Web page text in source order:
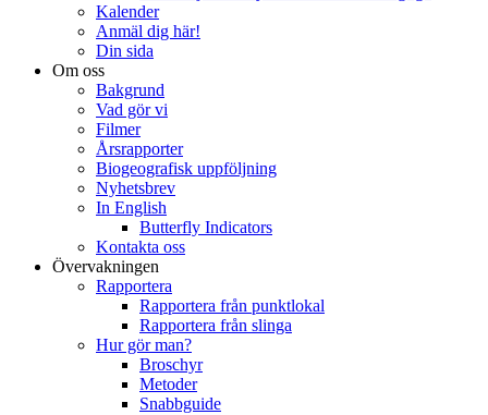
Kalender
Anmäl dig här!
Din sida
Om oss
Bakgrund
Vad gör vi
Filmer
Årsrapporter
Biogeografisk uppföljning
Nyhetsbrev
In English
Butterfly Indicators
Kontakta oss
Övervakningen
Rapportera
Rapportera från punktlokal
Rapportera från slinga
Hur gör man?
Broschyr
Metoder
Snabbguide